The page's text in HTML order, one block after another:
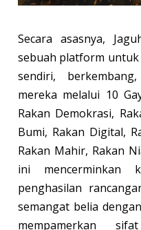
Secara asasnya,
sebuah platform untuk
sendiri,
mereka melalui 10
Rakan Demokrasi,
Bumi, Rakan Digital,
Rakan Mahir, Rakan
ini mencerminkan
penghasilan
semangat belia
mempamerkan